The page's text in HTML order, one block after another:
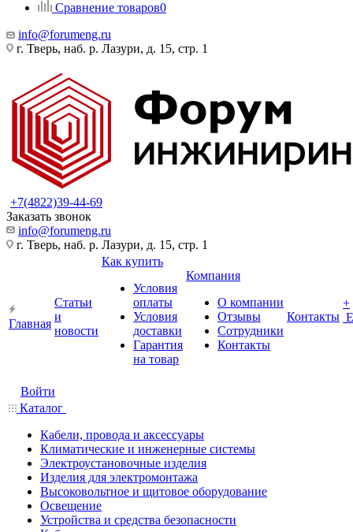
Сравнение товаров0
info@forumeng.ru
г. Тверь, наб. р. Лазури, д. 15, стр. 1
+7(4822)39-44-69
Заказать звонок
info@forumeng.ru
г. Тверь, наб. р. Лазури, д. 15, стр. 1
Главная
Статьи
и
новости
Как купить
Условия
оплаты
Условия
доставки
Гарантия
на товар
Компания
О компании
Отзывы
Сотрудники
Контакты
Контакты
+
Войти
Каталог
Кабели, провода и аксессуары
Климатические и инженерные системы
Электроустановочные изделия
Изделия для электромонтажа
Высоковольтное и щитовое оборудование
Освещение
Устройства и средства безопасности